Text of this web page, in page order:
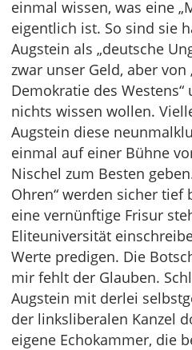
einmal wissen, was eine
eigentlich ist. So sind sie
Augstein als „deutsche
zwar unser Geld, aber von
Demokratie des Westens“
nichts wissen wollen.
Augstein diese
einmal auf einer Bühne
Nischel zum Besten
Ohren“ werden sicher tief
eine vernünftige Frisur
Eliteuniversität
Werte predigen. Die
mir fehlt der Glauben.
Augstein mit derlei
der linksliberalen Kanzel
eigene Echokammer, die